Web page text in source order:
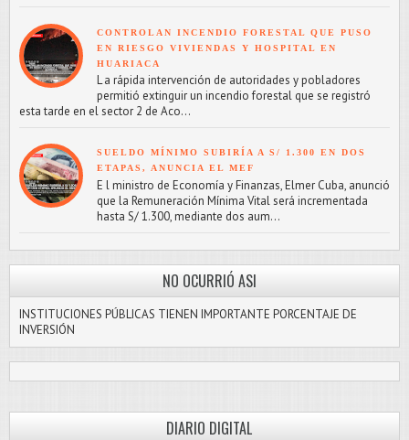
CONTROLAN INCENDIO FORESTAL QUE PUSO
EN RIESGO VIVIENDAS Y HOSPITAL EN
HUARIACA
L a rápida intervención de autoridades y pobladores
permitió extinguir un incendio forestal que se registró
esta tarde en el sector 2 de Aco...
SUELDO MÍNIMO SUBIRÍA A S/ 1.300 EN DOS
ETAPAS, ANUNCIA EL MEF
E l ministro de Economía y Finanzas, Elmer Cuba, anunció
que la Remuneración Mínima Vital será incrementada
hasta S/ 1.300, mediante dos aum...
NO OCURRIÓ ASI
INSTITUCIONES PÚBLICAS TIENEN IMPORTANTE PORCENTAJE DE
INVERSIÓN
DIARIO DIGITAL